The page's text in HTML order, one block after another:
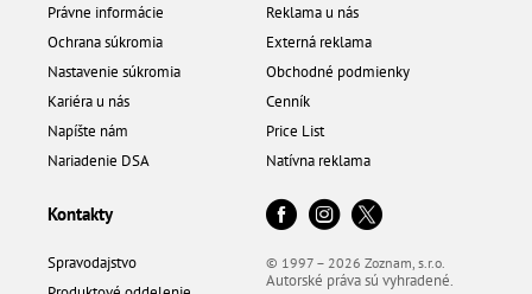
Právne informácie
Ochrana súkromia
Nastavenie súkromia
Kariéra u nás
Napíšte nám
Nariadenie DSA
Reklama u nás
Externá reklama
Obchodné podmienky
Cenník
Price List
Natívna reklama
Kontakty
Spravodajstvo
© 1997 – 2026 Zoznam, s.r.o.
Autorské práva sú vyhradené.